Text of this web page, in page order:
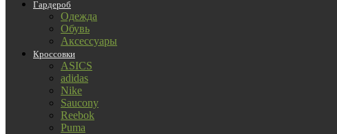
Гардероб
Одежда
Обувь
Аксессуары
Кроссовки
ASICS
adidas
Nike
Saucony
Reebok
Puma